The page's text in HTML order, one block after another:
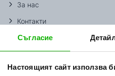
Съгласие
Настоящият сайт използва
За нас
Контакти
Методи доставка
Начини плащане
Връщане на стока